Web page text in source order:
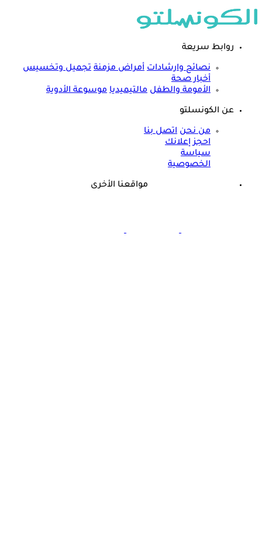
روابط سريعة
نصائح وارشادات أمراض مزمنة تجميل وتخسيس
أخبار صحة
الأمومة والطفل مالتيميديا موسوعة الأدوية
عن الكونسلتو
من نحن اتصل بنا
احجز إعلانك
سياسة
الخصوصية
مواقعنا الأخرى